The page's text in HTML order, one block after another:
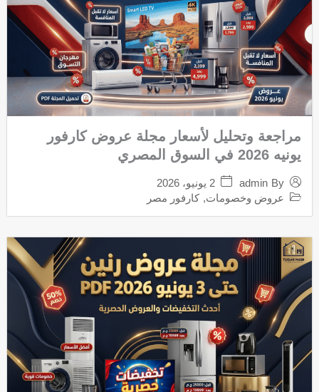
مراجعة وتحليل لأسعار مجلة عروض كارفور
يونيه 2026 في السوق المصري
By
admin
2 يونيو، 2026
عروض وخصومات, كارفور مصر